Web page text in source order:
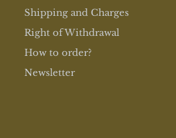
Shipping and Charges
Right of Withdrawal
How to order?
Newsletter